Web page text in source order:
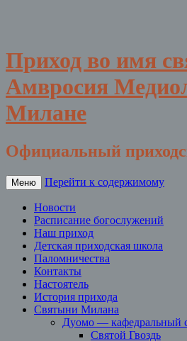
Приход во имя
Амвросия
Милане
Официальный
Меню Перейти к содержимому
Новости
Расписание богослужений
Наш приход
Детская приходская школа
Паломничества
Контакты
Настоятель
История прихода
Святыни Милана
Дуомо — кафедральный
Святой Гвоздь